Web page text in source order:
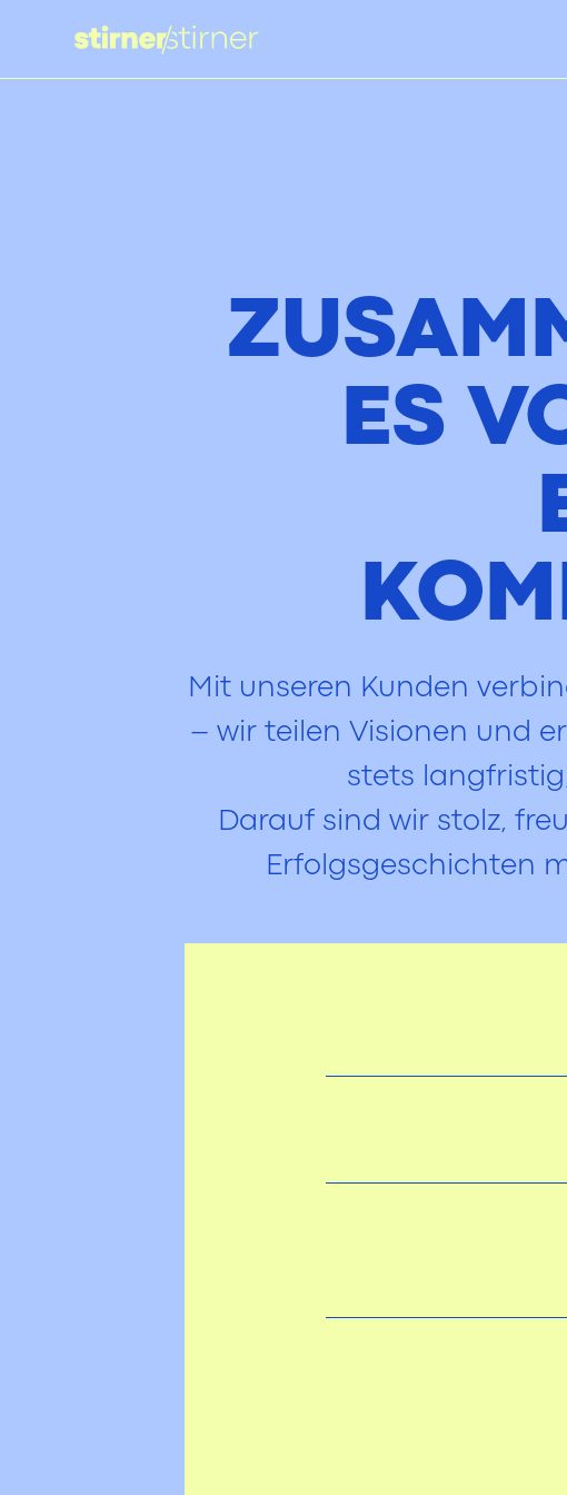
ES
Mit unseren Kunden
– wir teilen Visionen und
stets
Darauf sind wir stolz,
Erfolgsgeschichten